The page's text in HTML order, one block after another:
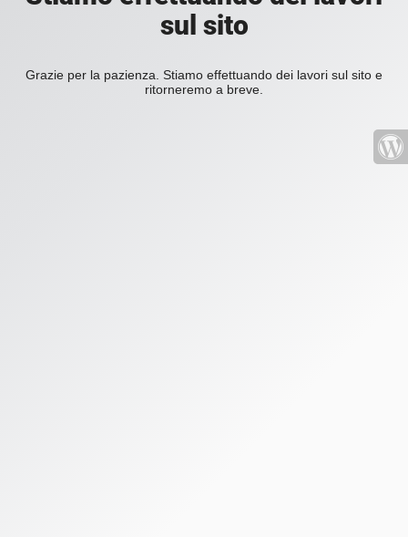
sul sito
Grazie per la pazienza. Stiamo effettuando dei lavori sul sito e
ritorneremo a breve.